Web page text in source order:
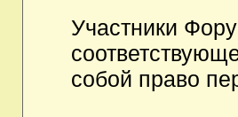
Участники
собой право